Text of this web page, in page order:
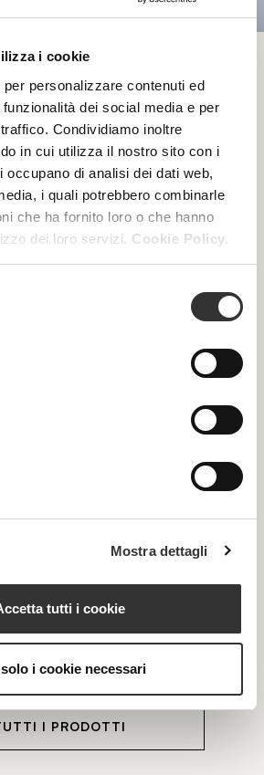
i cookie
personalizzare contenuti ed
dei social media e per
Condividiamo inoltre
in cui utilizza il nostro sito con i
occupano di analisi dei dati web,
i quali potrebbero combinarle
che ha fornito loro o che hanno
dei loro servizi. Cookie Policy.
Mostra dettagli
tutti i cookie
i cookie necessari
PER LA CURA
1200
Superconcentrato
PRODOTTO
I PRODOTTI